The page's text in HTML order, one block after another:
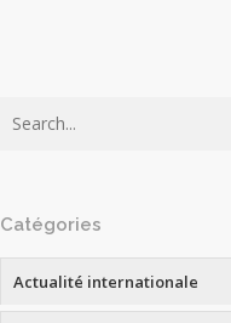
Catégories
Actualité internationale